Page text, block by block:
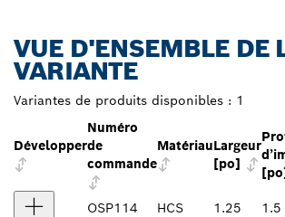
VUE D'ENSEMBLE DE
VARIANTE
Variantes de produits disponibles : 1
Développer
Numéro
de
commande
MatériauLargeur
[po]
OSP114 HCS 1.25 1.5